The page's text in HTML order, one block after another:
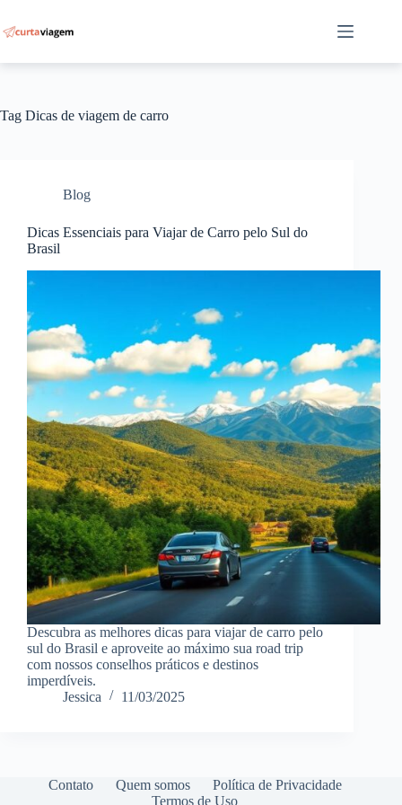
para
o
Tag Dicas de viagem de carro
Blog
Dicas Essenciais para Viajar de Carro pelo Sul do
Brasil
Descubra as melhores dicas para viajar de carro pelo
sul do Brasil e aproveite ao máximo sua road trip
com nossos conselhos práticos e destinos
imperdíveis.
Jessica
11/03/2025
Contato Quem somos
Política de Privacidade
Termos de Uso